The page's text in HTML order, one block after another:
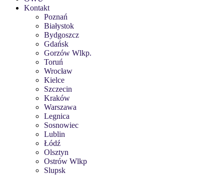
Kontakt
Poznań
Białystok
Bydgoszcz
Gdańsk
Gorzów Wlkp.
Toruń
Wrocław
Kielce
Szczecin
Kraków
Warszawa
Legnica
Sosnowiec
Lublin
Łódź
Olsztyn
Ostrów Wlkp
Slupsk